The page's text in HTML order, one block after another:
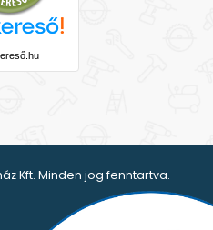
Kft. Minden jog fenntartva.